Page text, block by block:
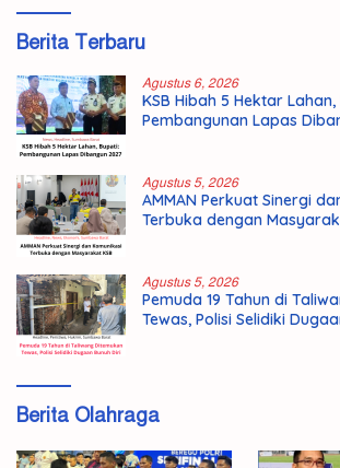
Berita Terbaru
Agustus 6, 2026
KSB Hibah 5 Hektar Lahan,
Pembangunan Lapas
Agustus 5, 2026
AMMAN Perkuat Sinergi
Terbuka dengan
Agustus 5, 2026
Pemuda 19 Tahun di
Tewas, Polisi Selidiki
Berita Olahraga